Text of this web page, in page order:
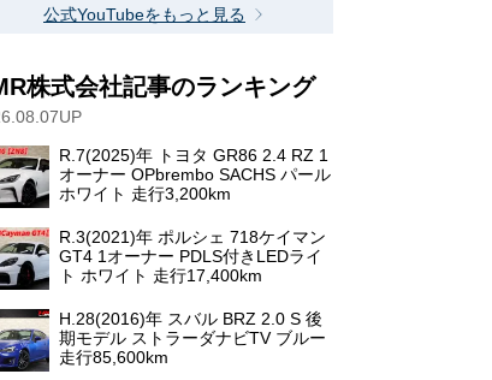
公式YouTubeをもっと見る
株式会社記事のランキング
R.7(2025)年 トヨタ GR86 2.4 RZ 1
オーナー OPbrembo SACHS パール
ホワイト 走行3,200km
R.3(2021)年 ポルシェ 718ケイマン
GT4 1オーナー PDLS付きLEDライ
ト ホワイト 走行17,400km
H.28(2016)年 スバル BRZ 2.0 S 後
期モデル ストラーダナビTV ブルー
走行85,600km